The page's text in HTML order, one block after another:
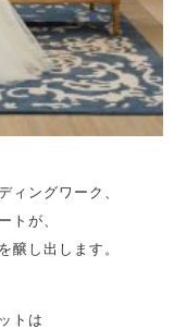
ィングワーク、
トが、
醸し出します。
トは